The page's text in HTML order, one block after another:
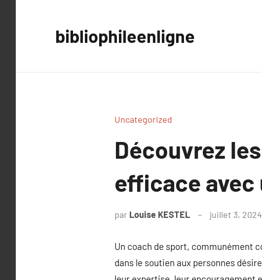
bibliophileenligne
Uncategorized
Découvrez
efficace avec
par Louise KESTEL juillet 3, 2024
Un coach de sport, communément
dans le soutien aux personnes